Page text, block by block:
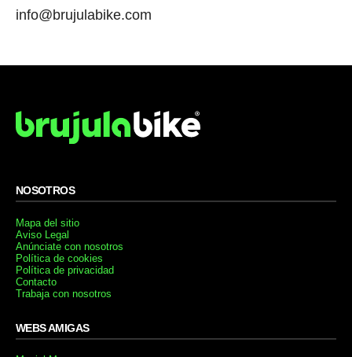
info@brujulabike.com
NOSOTROS
Mapa del sitio
Aviso Legal
Anúnciate con nosotros
Política de cookies
Política de privacidad
Contacto
Trabaja con nosotros
WEBS AMIGAS